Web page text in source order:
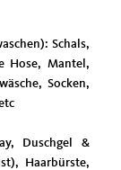
Schals,
Hose, Mantel,
Socken,
Duschgel &
Haarbürste,